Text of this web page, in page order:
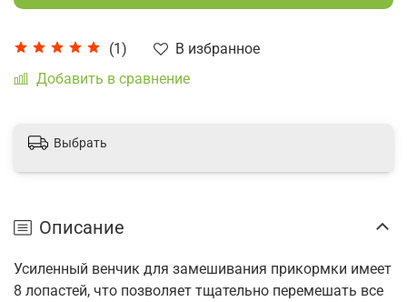
(1)
В избранное
Добавить в сравнение
Выбрать
Описание
Усиленный венчик для замешивания прикормки имеет
8 лопастей, что позволяет тщательно перемешать все